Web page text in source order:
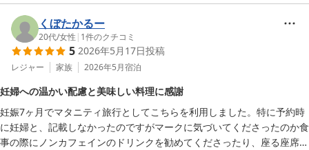
変嬉しく存じます。
また、お部屋の半露天風呂や4種類の貸切風呂、眺望につきまして
もご満足いただけたようで安心いたしました。
草津の温泉を心ゆくまでお楽しみいただけたご様子を、大変嬉しく
拝読いたしました。
お言葉をいただきありがとうございます。
スタッフのご案内につきましても温かいお言葉を頂戴し、大変励み
になります。
これからも館内でのご滞在をよりお楽しみいただけるホテルを目指
くぼたかるー
20代/女性 | 1件のクチコミ
5 2026年5月17日投稿
レジャー 家族 2026年5月宿泊
妊婦への温かい配慮と美味しい料理に感謝
妊娠7ヶ月でマタニティ旅行としてこちらを利用しました。特に予約時
に妊婦と、記載しなかったのですがマークに気づいてくださったのか食
事の際にノンカフェインのドリンクを勧めてくださったり、座る座席に